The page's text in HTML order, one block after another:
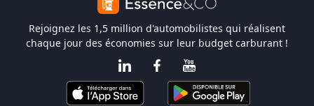
Rejoignez les 1,5 million d'automobilistes qui réalisent
chaque jour des économies sur leur budget carburant !